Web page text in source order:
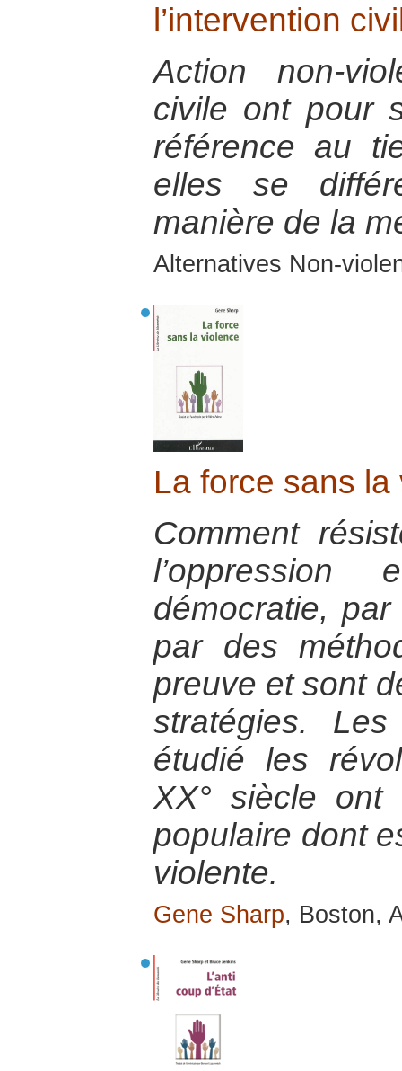
l’intervention
Action non-
civile ont pour
référence au
elles se
manière de la
Alternatives Non-
La force sans la
Comment
démocratie,
par des
preuve et sont
stratégies.
étudié les
XX° siècle ont
populaire dont
violente.
Gene Sharp, Boston,